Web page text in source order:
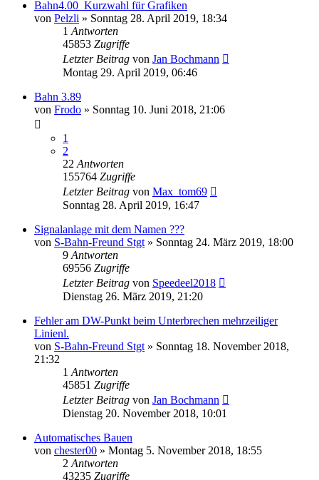
Bahn4.00_Kurzwahl für Grafiken
von Pelzli » Sonntag 28. April 2019, 18:34
1 Antworten
45853 Zugriffe
Letzter Beitrag von Jan Bochmann
Montag 29. April 2019, 06:46
Bahn 3.89
von Frodo » Sonntag 10. Juni 2018, 21:06
1
2
22 Antworten
155764 Zugriffe
Letzter Beitrag von Max_tom69
Sonntag 28. April 2019, 16:47
Signalanlage mit dem Namen ???
von S-Bahn-Freund Stgt » Sonntag 24. März 2019, 18:00
9 Antworten
69556 Zugriffe
Letzter Beitrag von Speedeel2018
Dienstag 26. März 2019, 21:20
Fehler am DW-Punkt beim Unterbrechen mehrzeiliger
Linienl.
von S-Bahn-Freund Stgt » Sonntag 18. November 2018,
21:32
1 Antworten
45851 Zugriffe
Letzter Beitrag von Jan Bochmann
Dienstag 20. November 2018, 10:01
Automatisches Bauen
von chester00 » Montag 5. November 2018, 18:55
2 Antworten
43235 Zugriffe